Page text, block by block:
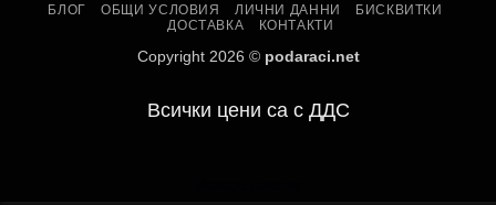
БЛОГ ОБЩИ УСЛОВИЯ ЛИЧНИ ДАННИ
БИСКВИТКИ
ДОСТАВКА
КОНТАКТИ
Copyright 2026 © podaraci.net
Всички цени са с ДДС